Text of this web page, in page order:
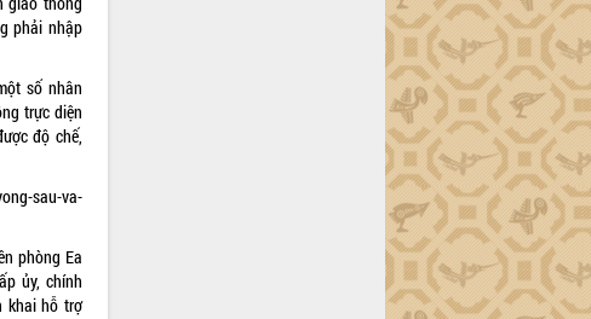
phải nhập
số nhân
trực diện
độ chế,
sau-va-
phòng Ea
ủy, chính
khai hỗ trợ